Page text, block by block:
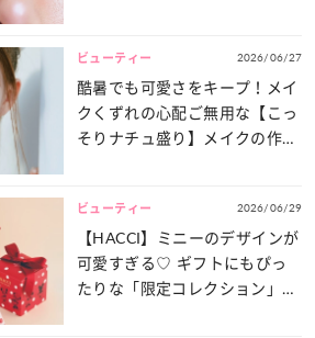
ビューティー 2026/06/27
酷暑でも可愛さをキープ！メイ
クくずれの心配ご無用な【こっ
そりナチュ盛り】メイクの作り
ビューティー 2026/06/29
【HACCI】ミニーのデザインが
可愛すぎる♡ ギフトにもぴっ
たりな「限定コレクション」が